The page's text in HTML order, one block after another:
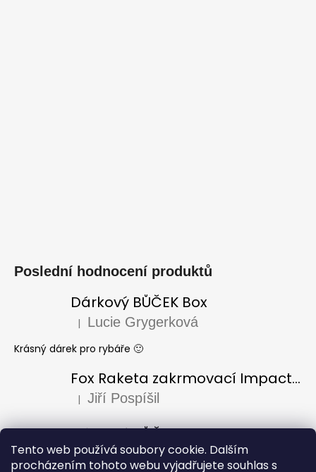
Tento web používá soubory cookie. Dalším
procházením tohoto webu vyjadřujete souhlas s
Poslední hodnocení produktů
Dárkový BŮČEK Box
Hodnocení produktu je 5 z 5 hvězdiček.
| Lucie Grygerková
Krásný dárek pro rybáře 🙂
Fox Raketa zakrmovací Impact Spod
Hodnocení produktu je 5 z 5 hvězdiček.
| Jiří Pospíšil
Dárkový BŮČEK Box
Hodnocení produktu je 5 z 5 hvězdiček.
| Laura Varadi